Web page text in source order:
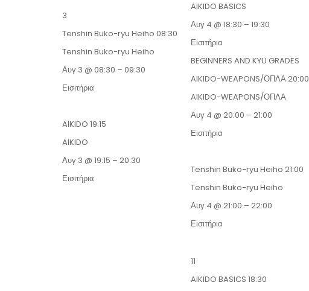
3
Tenshin Buko-ryu Heiho 08:30
Tenshin Buko-ryu Heiho
Αυγ 3 @ 08:30 – 09:30
Εισιτήρια
AIKIDO 19:15
AIKIDO
Αυγ 3 @ 19:15 – 20:30
Εισιτήρια
AIKIDO BASICS
Αυγ 4 @ 18:30 – 19:30
Εισιτήρια
BEGINNERS AND KYU GRADES
AIKIDO-WEAPONS/ΟΠΛΑ20:00
AIKIDO-WEAPONS/ΟΠΛΑ
Αυγ 4 @ 20:00 – 21:00
Εισιτήρια
Tenshin Buko-ryu Heiho 21:00
Tenshin Buko-ryu Heiho
Αυγ 4 @ 21:00 – 22:00
Εισιτήρια
11
AIKIDO BASICS 18:30